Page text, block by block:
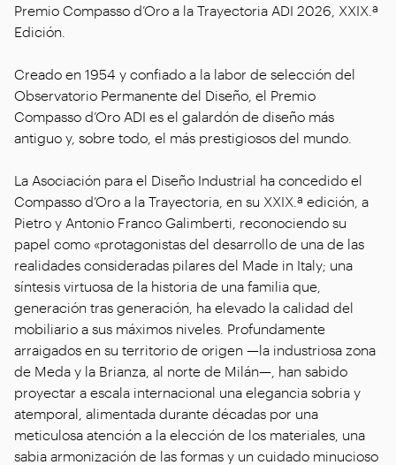
Premio Compasso d’Oro a la Trayectoria ADI 2026, XXIX.ª
Edición.
Creado en 1954 y confiado a la labor de selección del
Observatorio Permanente del Diseño, el Premio
Compasso d’Oro ADI es el galardón de diseño más
antiguo y, sobre todo, el más prestigiosos del mundo.
La Asociación para el Diseño Industrial ha concedido el
Compasso d’Oro a la Trayectoria, en su XXIX.ª edición, a
Pietro y Antonio Franco Galimberti, reconociendo su
papel como «protagonistas del desarrollo de una de las
realidades consideradas pilares del Made in Italy; una
síntesis virtuosa de la historia de una familia que,
generación tras generación, ha elevado la calidad del
mobiliario a sus máximos niveles. Profundamente
arraigados en su territorio de origen —la industriosa zona
de Meda y la Brianza, al norte de Milán—, han sabido
proyectar a escala internacional una elegancia sobria y
atemporal, alimentada durante décadas por una
meticulosa atención a la elección de los materiales, una
sabia armonización de las formas y un cuidado minucioso